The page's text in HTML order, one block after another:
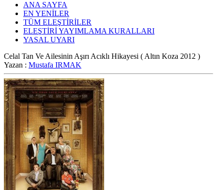
ANA SAYFA
EN YENİLER
TÜM ELEŞTİRİLER
ELEŞTİRİ YAYIMLAMA KURALLARI
YASAL UYARI
Celal Tan Ve Ailesinin Aşırı Acıklı Hikayesi ( Altın Koza 2012 )
Yazan : Mustafa IRMAK